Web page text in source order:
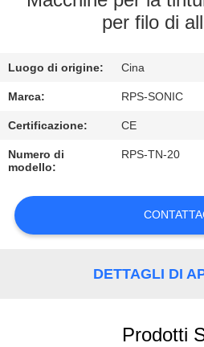
DI
QUALITÀ
CONTATTICI
NOTIZIE
per filo di
Luogo di origine: Cina
Marca: RPS-SONIC
Certificazione: CE
Numero di
modello:
RPS-TN-20
DETTAGLI DI
Prodotti